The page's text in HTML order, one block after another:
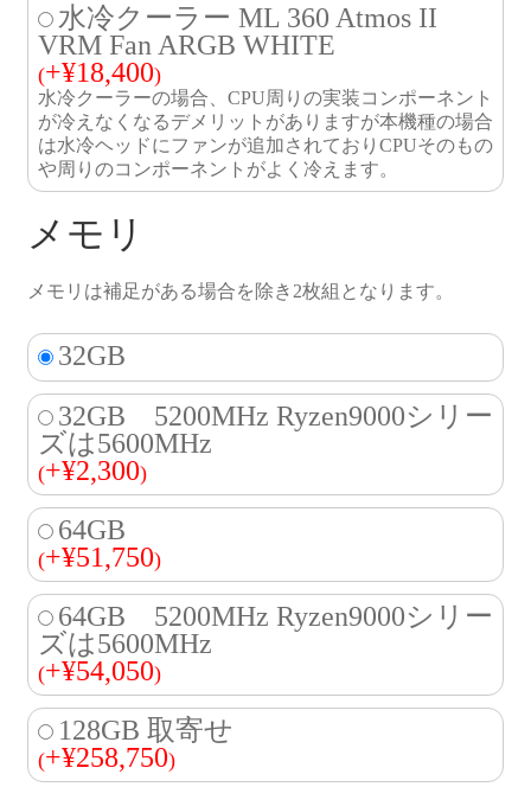
水冷クーラー ML 360 Atmos II
VRM Fan ARGB WHITE
(+¥18,400)
水冷クーラーの場合、CPU周りの実装コンポーネント
が冷えなくなるデメリットがありますが本機種の場合
は水冷ヘッドにファンが追加されておりCPUそのもの
や周りのコンポーネントがよく冷えます。
メモリ
メモリは補足がある場合を除き2枚組となります。
32GB
32GB 5200MHz Ryzen9000シリー
ズは5600MHz
(+¥2,300)
64GB
(+¥51,750)
64GB 5200MHz Ryzen9000シリー
ズは5600MHz
(+¥54,050)
128GB 取寄せ
(+¥258,750)